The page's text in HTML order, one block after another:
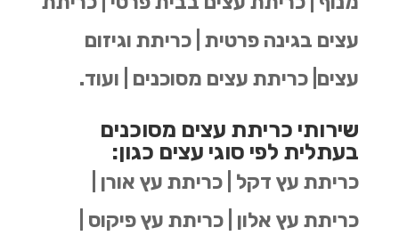
עצים בגינה פרטית | כריתת וגיזום
עצים| כריתת עצים מסוכנים | ועוד.
שירותי כריתת עצים מסוכנים
בעתלית לפי סוגי עצים כגון:
כריתת עץ דקל | כריתת עץ אורן |
כריתת עץ אלון | כריתת עץ פיקוס |